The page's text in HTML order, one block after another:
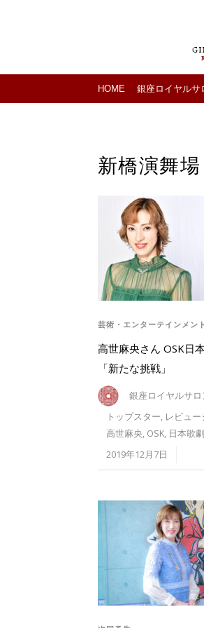
HOME 銀座ロイヤルサ
新橋演舞場
芸術・エンターテインメント
高世麻央さん OSK日
「新たな挑戦」
銀座ロイヤルサロ
トップスター, レビュー
高世麻央, OSK, 日本歌
2019年12月7日